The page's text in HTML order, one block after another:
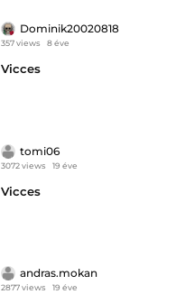
Dominik20020818
357 views 8 éve
Vicces
tomi06
3072 views 19 éve
Vicces
andras.mokan
2877 views 19 éve